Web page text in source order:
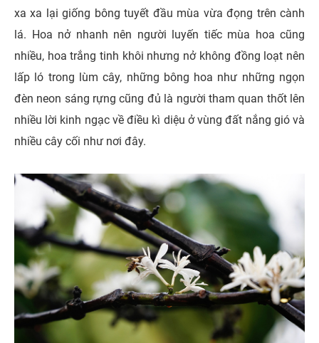
xa xa lại giống bông tuyết đầu mùa vừa đọng trên cành
lá. Hoa nở nhanh nên người luyến tiếc mùa hoa cũng
nhiều, hoa trắng tinh khôi nhưng nở không đồng loạt nên
lấp ló trong lùm cây, những bông hoa như những ngọn
đèn neon sáng rựng cũng đủ là người tham quan thốt lên
nhiều lời kinh ngạc về điều kì diệu ở vùng đất nắng gió và
nhiều cây cối như nơi đây.